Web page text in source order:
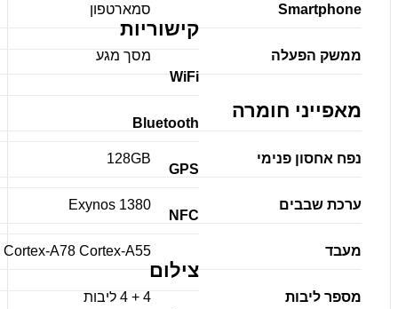
Smartphone סמארטפון
ממשק הפעלה מסך מגע
מאפייני חומרה
נפח אחסון פנימי 128GB
ערכת שבבים Exynos 1380
מעבד Cortex-A78 Cortex-A55
מספר ליבות 4 + 4 ליבות
קישוריות
WiFi
Bluetooth
GPS
NFC
צילום